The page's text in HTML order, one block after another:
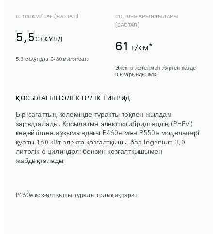
0-100 КМ/САҒ (БАСТАП)
5,5 СЕКУНД
5,3 секундта 0–60 миля/сағ.
CO2 ШЫҒАРЫНДЫЛАРЫ
(БАСТАП)
61 Г/КМ*
Электр жетегімен жүрген кезде
шығарынды жоқ.
ҚОСЫЛАТЫН ЭЛЕКТРЛІК ГИБРИД
Бір сағаттың көлемінде тұрақты тоқпен жылдам
зарядталады. Қосылатын электрогибридтердің (PHEV)
кеңейтілген ауқымындағы P460e мен P550e модельдері
қуаты 160 кВт электр қозғалтқышы бар Ingenium 3,0
литрлік 6 цилиндрлі бензин қозғалтқышымен
жабдықталады.
P460e қозғалтқышы туралы толық ақпарат.